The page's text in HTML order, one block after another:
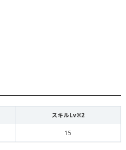
スキルLv※2
15